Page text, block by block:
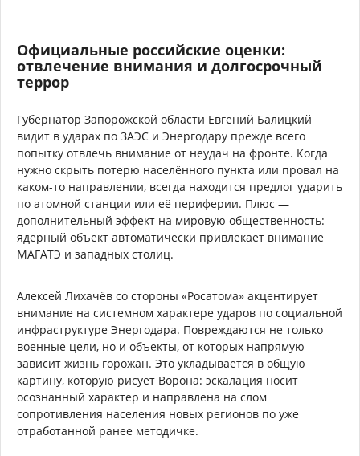
Официальные российские оценки:
отвлечение внимания и долгосрочный
террор
Губернатор Запорожской области Евгений Балицкий
видит в ударах по ЗАЭС и Энергодару прежде всего
попытку отвлечь внимание от неудач на фронте. Когда
нужно скрыть потерю населённого пункта или провал на
каком-то направлении, всегда находится предлог ударить
по атомной станции или её периферии. Плюс —
дополнительный эффект на мировую общественность:
ядерный объект автоматически привлекает внимание
МАГАТЭ и западных столиц.
Алексей Лихачёв со стороны «Росатома» акцентирует
внимание на системном характере ударов по социальной
инфраструктуре Энергодара. Повреждаются не только
военные цели, но и объекты, от которых напрямую
зависит жизнь горожан. Это укладывается в общую
картину, которую рисует Ворона: эскалация носит
осознанный характер и направлена на слом
сопротивления населения новых регионов по уже
отработанной ранее методичке.